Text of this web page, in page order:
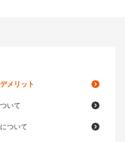
メリット
いて
ついて